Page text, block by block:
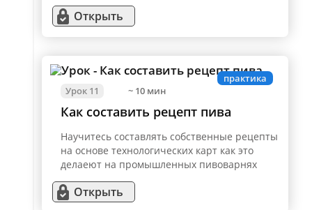
Открыть
практика
Урок 11
~ 10 мин
Как составить рецепт пива
Научитесь составлять собственные рецепты
на основе технологических карт как это
делаеют на промышленных пивоварнях
Открыть